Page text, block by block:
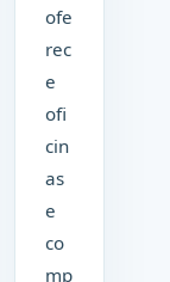
ofe
rec
e
ofi
cin
as
e
co
mp